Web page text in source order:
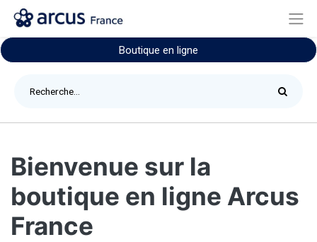
Boutique en ligne
Bienvenue sur la
boutique en ligne Arcus
France